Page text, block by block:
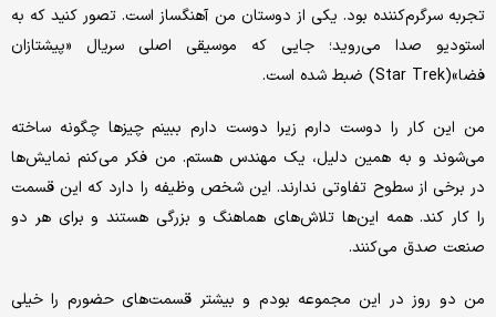
تجربه سرگرم‌کننده بود. یکی از دوستان من آهنگساز است. تصور کنید که به
استودیو صدا می‌روید؛ جایی که موسیقی اصلی سریال «پیشتازان
فضا»(Star Trek) ضبط شده است.
من این کار را دوست دارم زیرا دوست دارم ببینم چیزها چگونه ساخته
می‌شوند و به همین دلیل، یک مهندس هستم. من فکر می‌کنم نمایش‌ها
در برخی از سطوح تفاوتی ندارند. این شخص وظیفه را دارد که این قسمت
را کار کند. همه این‌ها تلاش‌های هماهنگ و بزرگی هستند و برای هر دو
صنعت صدق می‌کنند.
من دو روز در این مجموعه بودم و بیشتر قسمت‌های حضورم را خیلی